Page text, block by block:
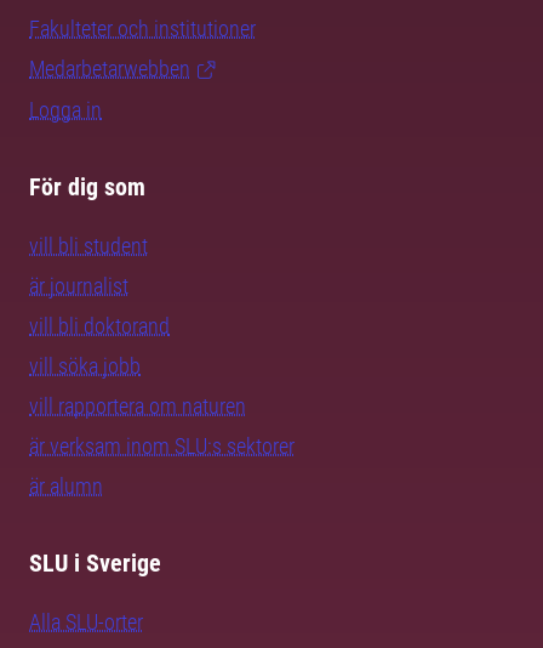
Fakulteter och institutioner
Medarbetarwebben
Logga in
För dig som
vill bli student
är journalist
vill bli doktorand
vill söka jobb
vill rapportera om naturen
är verksam inom SLU:s sektorer
är alumn
SLU i Sverige
Alla SLU-orter